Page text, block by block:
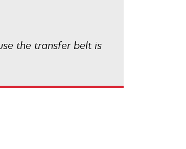
the transfer belt is